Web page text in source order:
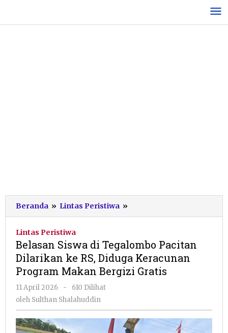
konten
Beranda » Lintas Peristiwa »
Siswa
Pacitan
Dilarikan
ke
Program
Makan
Lintas Peristiwa
Belasan Siswa di Tegalombo Pacitan
Dilarikan ke RS, Diduga Keracunan
Program Makan Bergizi Gratis
11 April 2026
oleh
Sulthan
-
610 Dilihat
oleh Sulthan Shalahuddin